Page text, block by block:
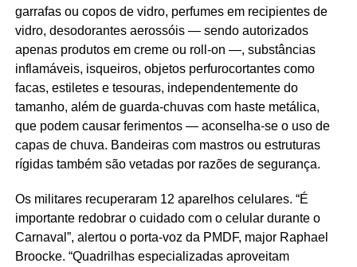
garrafas ou copos de vidro, perfumes em recipientes de
vidro, desodorantes aerossóis — sendo autorizados
apenas produtos em creme ou roll-on —, substâncias
inflamáveis, isqueiros, objetos perfurocortantes como
facas, estiletes e tesouras, independentemente do
tamanho, além de guarda-chuvas com haste metálica,
que podem causar ferimentos — aconselha-se o uso de
capas de chuva. Bandeiras com mastros ou estruturas
rígidas também são vetadas por razões de segurança.
Os militares recuperaram 12 aparelhos celulares. “É
importante redobrar o cuidado com o celular durante o
Carnaval”, alertou o porta-voz da PMDF, major Raphael
Broocke. “Quadrilhas especializadas aproveitam